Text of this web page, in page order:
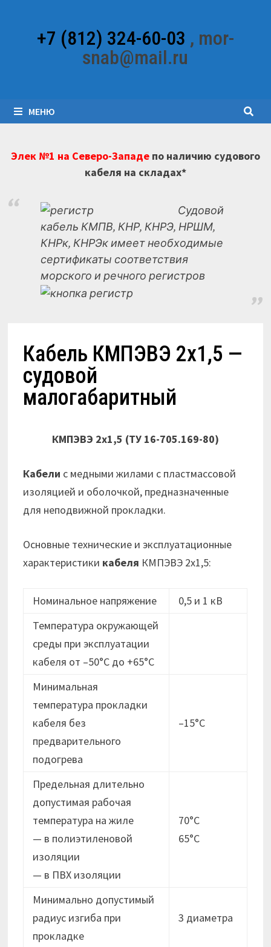
содержимому+7 (812) 324-60-03 , mor-
snab@mail.ru
МЕНЮ
Элек №1 на Северо-Западепо наличию судового
кабеля на складах*
Судовой
кабель КМПВ, КНР, КНРЭ, НРШМ,
КНРк, КНРЭк имеет необходимые
сертификаты соответствия
морского и речного регистров
Кабель КМПЭВЭ 2х1,5 —
судовой
малогабаритный
КМПЭВЭ 2х1,5 (ТУ 16-705.169-80)
Кабели с медными жилами с пластмассовой
изоляцией и оболочкой, предназначенные
для неподвижной прокладки.
Основные технические и эксплуатационные
характеристики кабеля КМПЭВЭ 2х1,5:
Номинальное напряжение
0,5 и 1 кВ
Температура окружающей
среды при эксплуатации
кабеля от –50°C до +65°C
Минимальная
температура прокладки
кабеля без
предварительного
подогрева
–15°C
Предельная длительно
допустимая рабочая
температура на жиле
— в полиэтиленовой
изоляции
— в ПВХ изоляции
70°C
65°C
Минимально допустимый
радиус изгиба при
прокладке
3 диаметра